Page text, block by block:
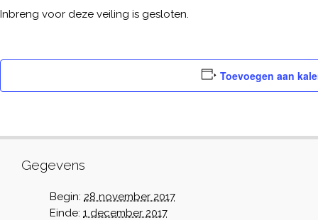
Inbreng voor deze veiling is gesloten.
Toevoegen aan
Gegevens
Begin: 28 november 2017
Einde: 1 december 2017